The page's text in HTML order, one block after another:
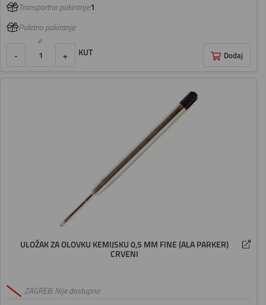
Transportno pakiranje:1
Paletno pakiranje:
- + KUT Dodaj
ULOŽAK ZA OLOVKU KEMIJSKU 0,5 MM FINE (ALA PARKER)
CRVENI
ZAGREB: Nije dostupno